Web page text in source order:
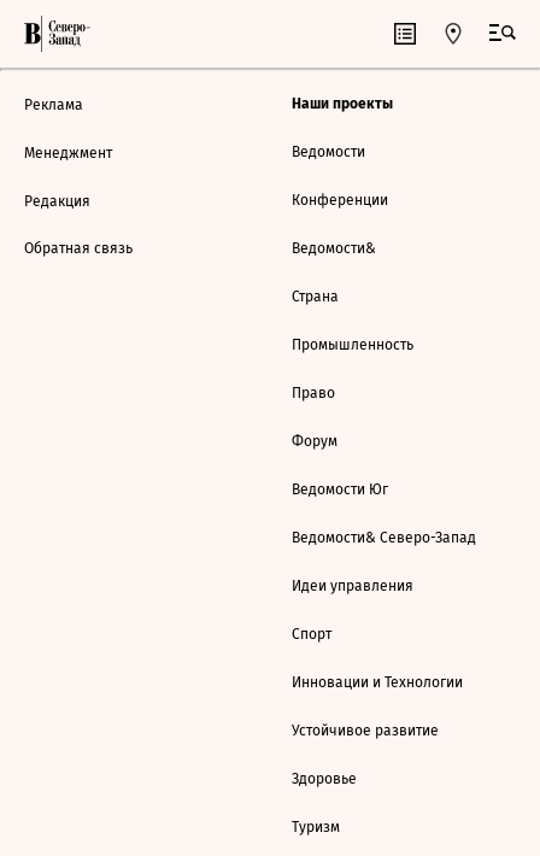
Реклама
Менеджмент
Редакция
Обратная связь
Наши проекты
Ведомости
Конференции
Ведомости&
Страна
Промышленность
Право
Форум
Ведомости Юг
Ведомости& Северо-Запад
Идеи управления
Спорт
Инновации и Технологии
Устойчивое развитие
Здоровье
Туризм